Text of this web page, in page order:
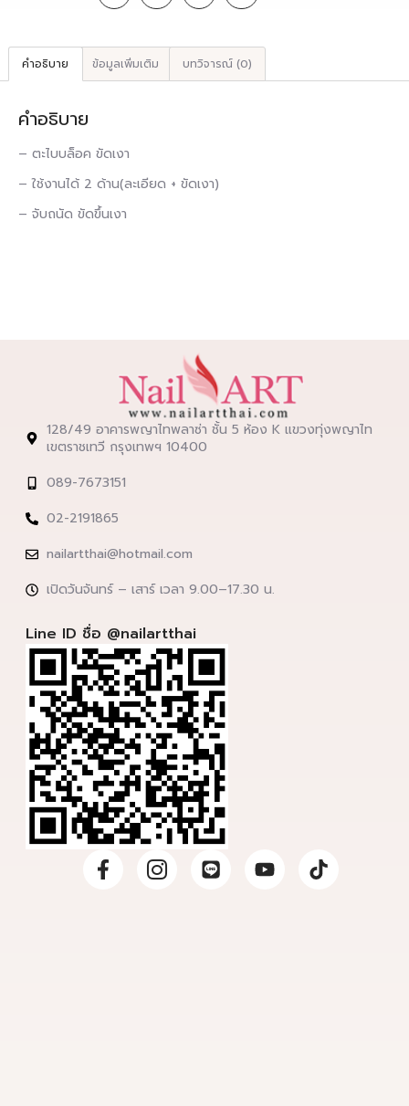
คำอธิบาย ข้อมูลเพิ่มเติม บทวิจารณ์ (0)
คำอธิบาย
– ตะไบบล็อค ขัดเงา
– ใช้งานได้ 2 ด้าน(ละเอียด + ขัดเงา)
– จับถนัด ขัดขึ้นเงา
128/49 อาคารพญาไทพลาซ่า ชั้น 5 ห้อง K แขวงทุ่งพญาไท
เขตราชเทวี กรุงเทพฯ 10400
089-7673151
02-2191865
nailartthai@hotmail.com
เปิดวันจันทร์ – เสาร์ เวลา 9.00–17.30 น.
Line ID ชื่อ @nailartthai